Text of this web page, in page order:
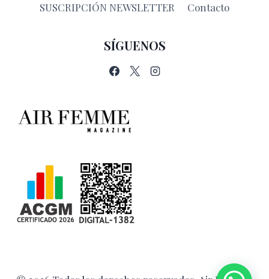
SUSCRIPCIÓN NEWSLETTER
Contacto
SÍGUENOS